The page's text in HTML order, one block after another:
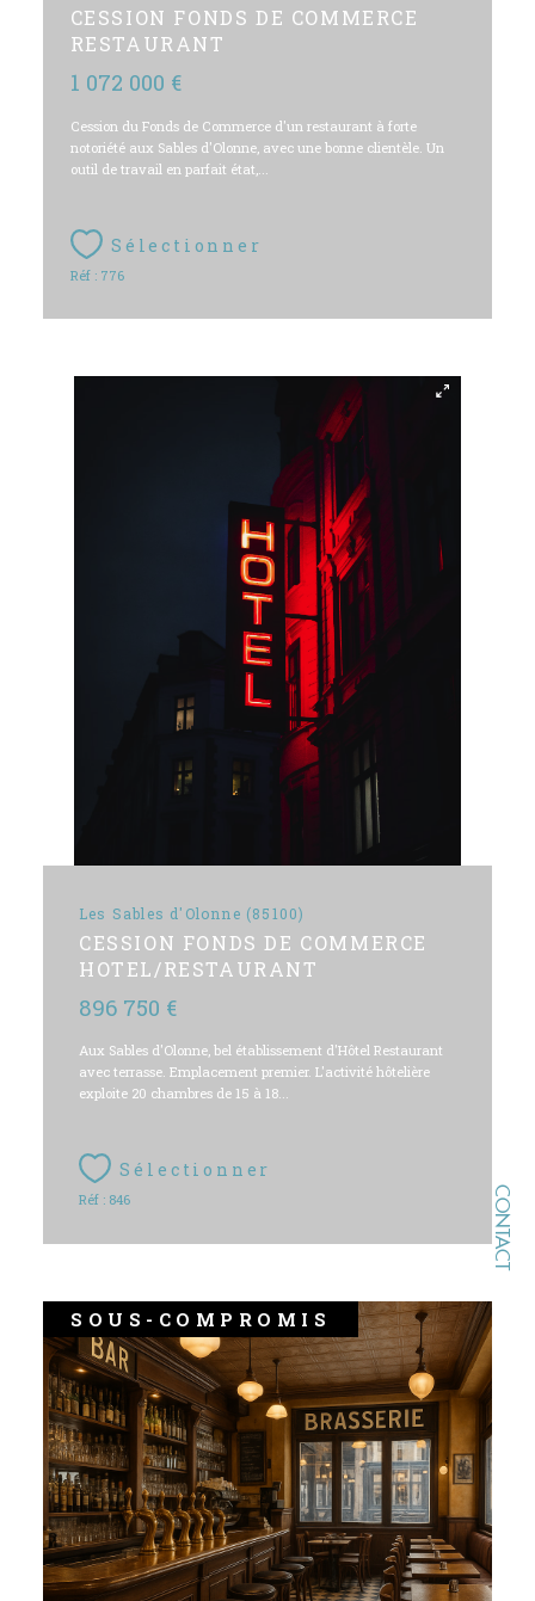
CONTACT
CESSION FONDS DE COMMERCE
RESTAURANT
1 072 000 €
Cession du Fonds de Commerce d'un restaurant à forte
notoriété aux Sables d'Olonne, avec une bonne clientèle. Un
outil de travail en parfait état,...
Sélectionner
Réf : 776
Les Sables d'Olonne (85100)
CESSION FONDS DE COMMERCE
HOTEL/RESTAURANT
896 750 €
Aux Sables d'Olonne, bel établissement d'Hôtel Restaurant
avec terrasse. Emplacement premier. L'activité hôtelière
exploite 20 chambres de 15 à 18...
Sélectionner
Réf : 846
SOUS-COMPROMIS